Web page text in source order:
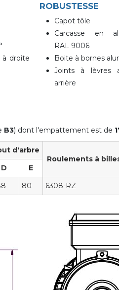
à droite
ROBUSTESSE
Capot tôle
Carcasse en
RAL 9006
Boite à bornes
Joints à lèvres
arrière
B3) dont l'empattement est de
d'arbre
Roulements à
D
E
80 6308-RZ